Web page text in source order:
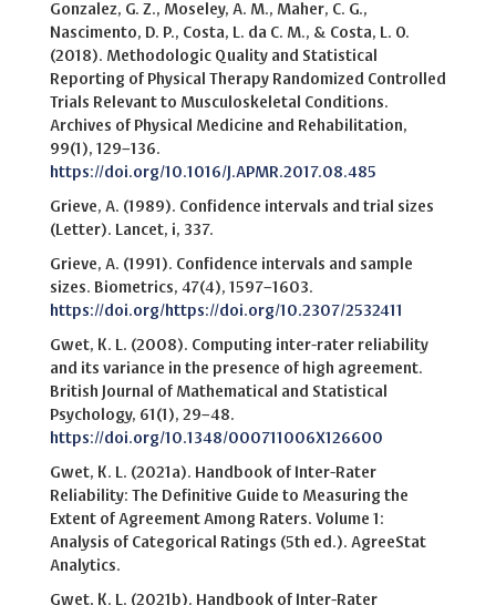
Gonzalez, G. Z., Moseley, A. M., Maher, C. G.,
Nascimento, D. P., Costa, L. da C. M., & Costa, L. O.
(2018). Methodologic Quality and Statistical
Reporting of Physical Therapy Randomized Controlled
Trials Relevant to Musculoskeletal Conditions.
Archives of Physical Medicine and Rehabilitation,
99(1), 129–136.
https://doi.org/10.1016/J.APMR.2017.08.485
Grieve, A. (1989). Confidence intervals and trial sizes
(Letter). Lancet, i, 337.
Grieve, A. (1991). Confidence intervals and sample
sizes. Biometrics, 47(4), 1597–1603.
https://doi.org/https://doi.org/10.2307/2532411
Gwet, K. L. (2008). Computing inter-rater reliability
and its variance in the presence of high agreement.
British Journal of Mathematical and Statistical
Psychology, 61(1), 29–48.
https://doi.org/10.1348/000711006X126600
Gwet, K. L. (2021a). Handbook of Inter-Rater
Reliability: The Definitive Guide to Measuring the
Extent of Agreement Among Raters. Volume 1:
Analysis of Categorical Ratings (5th ed.). AgreeStat
Analytics.
Gwet, K. L. (2021b). Handbook of Inter-Rater